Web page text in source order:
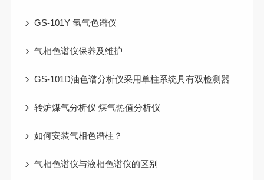
GS-101Y 氩气色谱仪
气相色谱仪保养及维护
GS-101D油色谱分析仪采用单柱系统具有双检测器
转炉煤气分析仪 煤气热值分析仪
如何安装气相色谱柱？
气相色谱仪与液相色谱仪的区别